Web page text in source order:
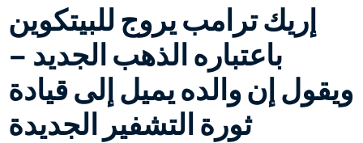
إريك ترامب يروج للبيتكوين
باعتباره الذهب الجديد –
ويقول إن والده يميل إلى قيادة
ثورة التشفير الجديدة